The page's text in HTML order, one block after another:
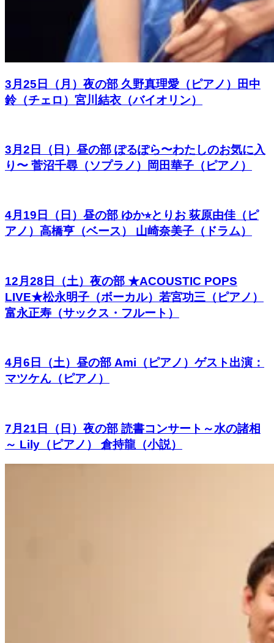
3月25日（月）夜の部 久野真理愛（ピアノ）田中
鈴（チェロ）宮川結衣（バイオリン）
3月2日（日）昼の部 ぽるぽら〜わたしのお気に入
り〜 菅沼千尋（ソプラノ）岡田華子（ピアノ）
4月19日（日）昼の部 ゆか⭐︎とりお 荻原由佳（ピ
アノ）高橋亨（ベース） 山崎奈美子（ドラム）
12月28日（土）夜の部 ★ACOUSTIC POPS
LIVE★松永明子（ボーカル）若宮功三（ピアノ）
富永正寿（サックス・フルート）
4月6日（土）昼の部 Ami（ピアノ）ゲスト出演：
マツケん（ピアノ）
7月21日（日）夜の部 読書コンサート～水の諸相
～ Lily（ピアノ） 倉持龍（小説）